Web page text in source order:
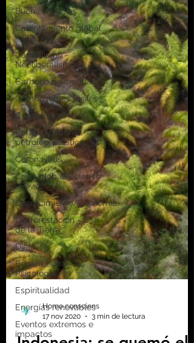
Buenas noticias
Calentamiento global
- CO2
Capitalismo -
Neoliberalismo
Carbono neutralidad
Combustibles fósiles
Consumismo
Contaminadores:
petróleo, plástico
Coronavirus
Crisis global-Colapso
-Covid
Decrecimiento/Economía
Desforestación - Uso
de la Tierra
Dieta
Ecoansiedad -
Psicología
Espiritualidad
Energías renovables
Eventos extremos e
impactosHomo consciens